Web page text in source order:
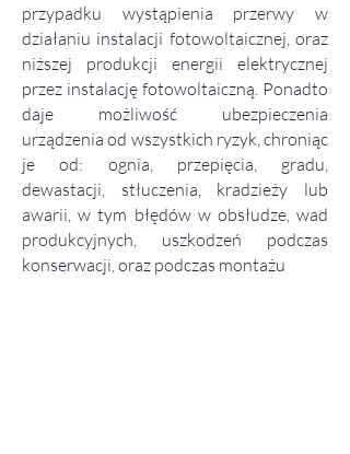
przypadku wystąpienia przerwy w
działaniu instalacji fotowoltaicznej, oraz
niższej produkcji energii elektrycznej
przez instalację fotowoltaiczną. Ponadto
daje możliwość ubezpieczenia
urządzenia od wszystkich ryzyk, chroniąc
je od: ognia, przepięcia, gradu,
dewastacji, stłuczenia, kradzieży lub
awarii, w tym błędów w obsłudze, wad
produkcyjnych, uszkodzeń podczas
konserwacji, oraz podczas montażu